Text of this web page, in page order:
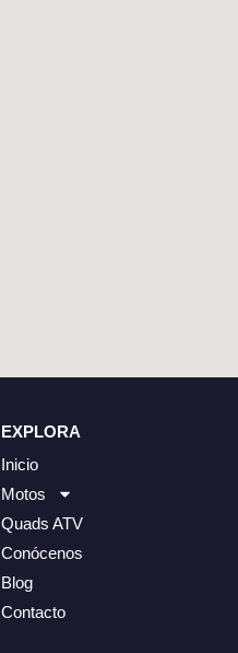
EXPLORA
Inicio
Motos
Quads ATV
Conócenos
Blog
Contacto